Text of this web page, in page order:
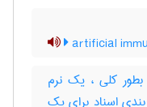
artificial
کلی ، یک نرم
بندی اسناد برای یک